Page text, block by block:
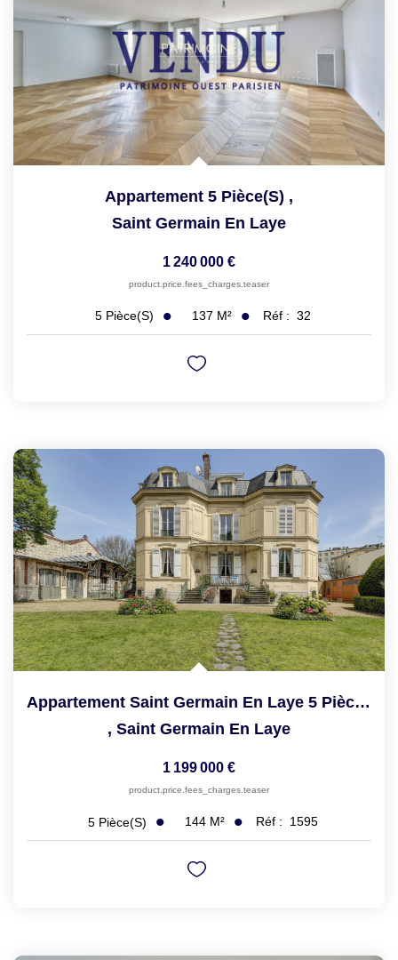
Appartement 5 Pièce(s) ,
Saint Germain En Laye
1 240 000 €
product.price.fees_charges.teaser
5 Pièce(s) 137 M² Réf : 32
Appartement Saint Germain En Laye 5 Pièce(s) 144.31 M2
, Saint Germain En Laye
1 199 000 €
product.price.fees_charges.teaser
5 Pièce(s) 144 M² Réf : 1595